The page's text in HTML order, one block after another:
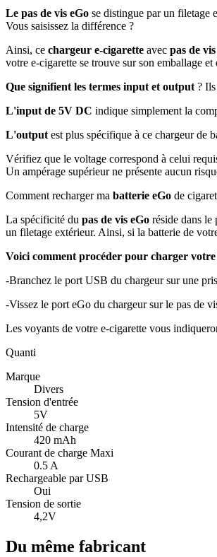
Le pas de vis eGo se distingue par un filetage
Vous saisissez la différence ?
Ainsi, ce chargeur e-cigarette avec pas de
votre e-cigarette se trouve sur son emballage et
Que signifient les termes input et output? Ils
L'input de 5V DC indique simplement la
L'outputest plus spécifique à ce chargeur de
Vérifiez que le voltage correspond à celui
Un ampérage supérieur ne présente aucun
Comment recharger ma batterie eGo de
La spécificité du pas de vis eGo réside dans le
un filetage extérieur. Ainsi, si la batterie de
Voici comment procéder pour charger
-Branchez le port USB du chargeur sur une
-Vissez le port eGo du chargeur sur le pas de
Les voyants de votre e-cigarette vous
Quanti
Marque
Divers
Tension d'entrée
5V
Intensité de charge
420 mAh
Courant de charge Maxi
0.5 A
Rechargeable par USB
Oui
Tension de sortie
4,2V
Du même fabricant